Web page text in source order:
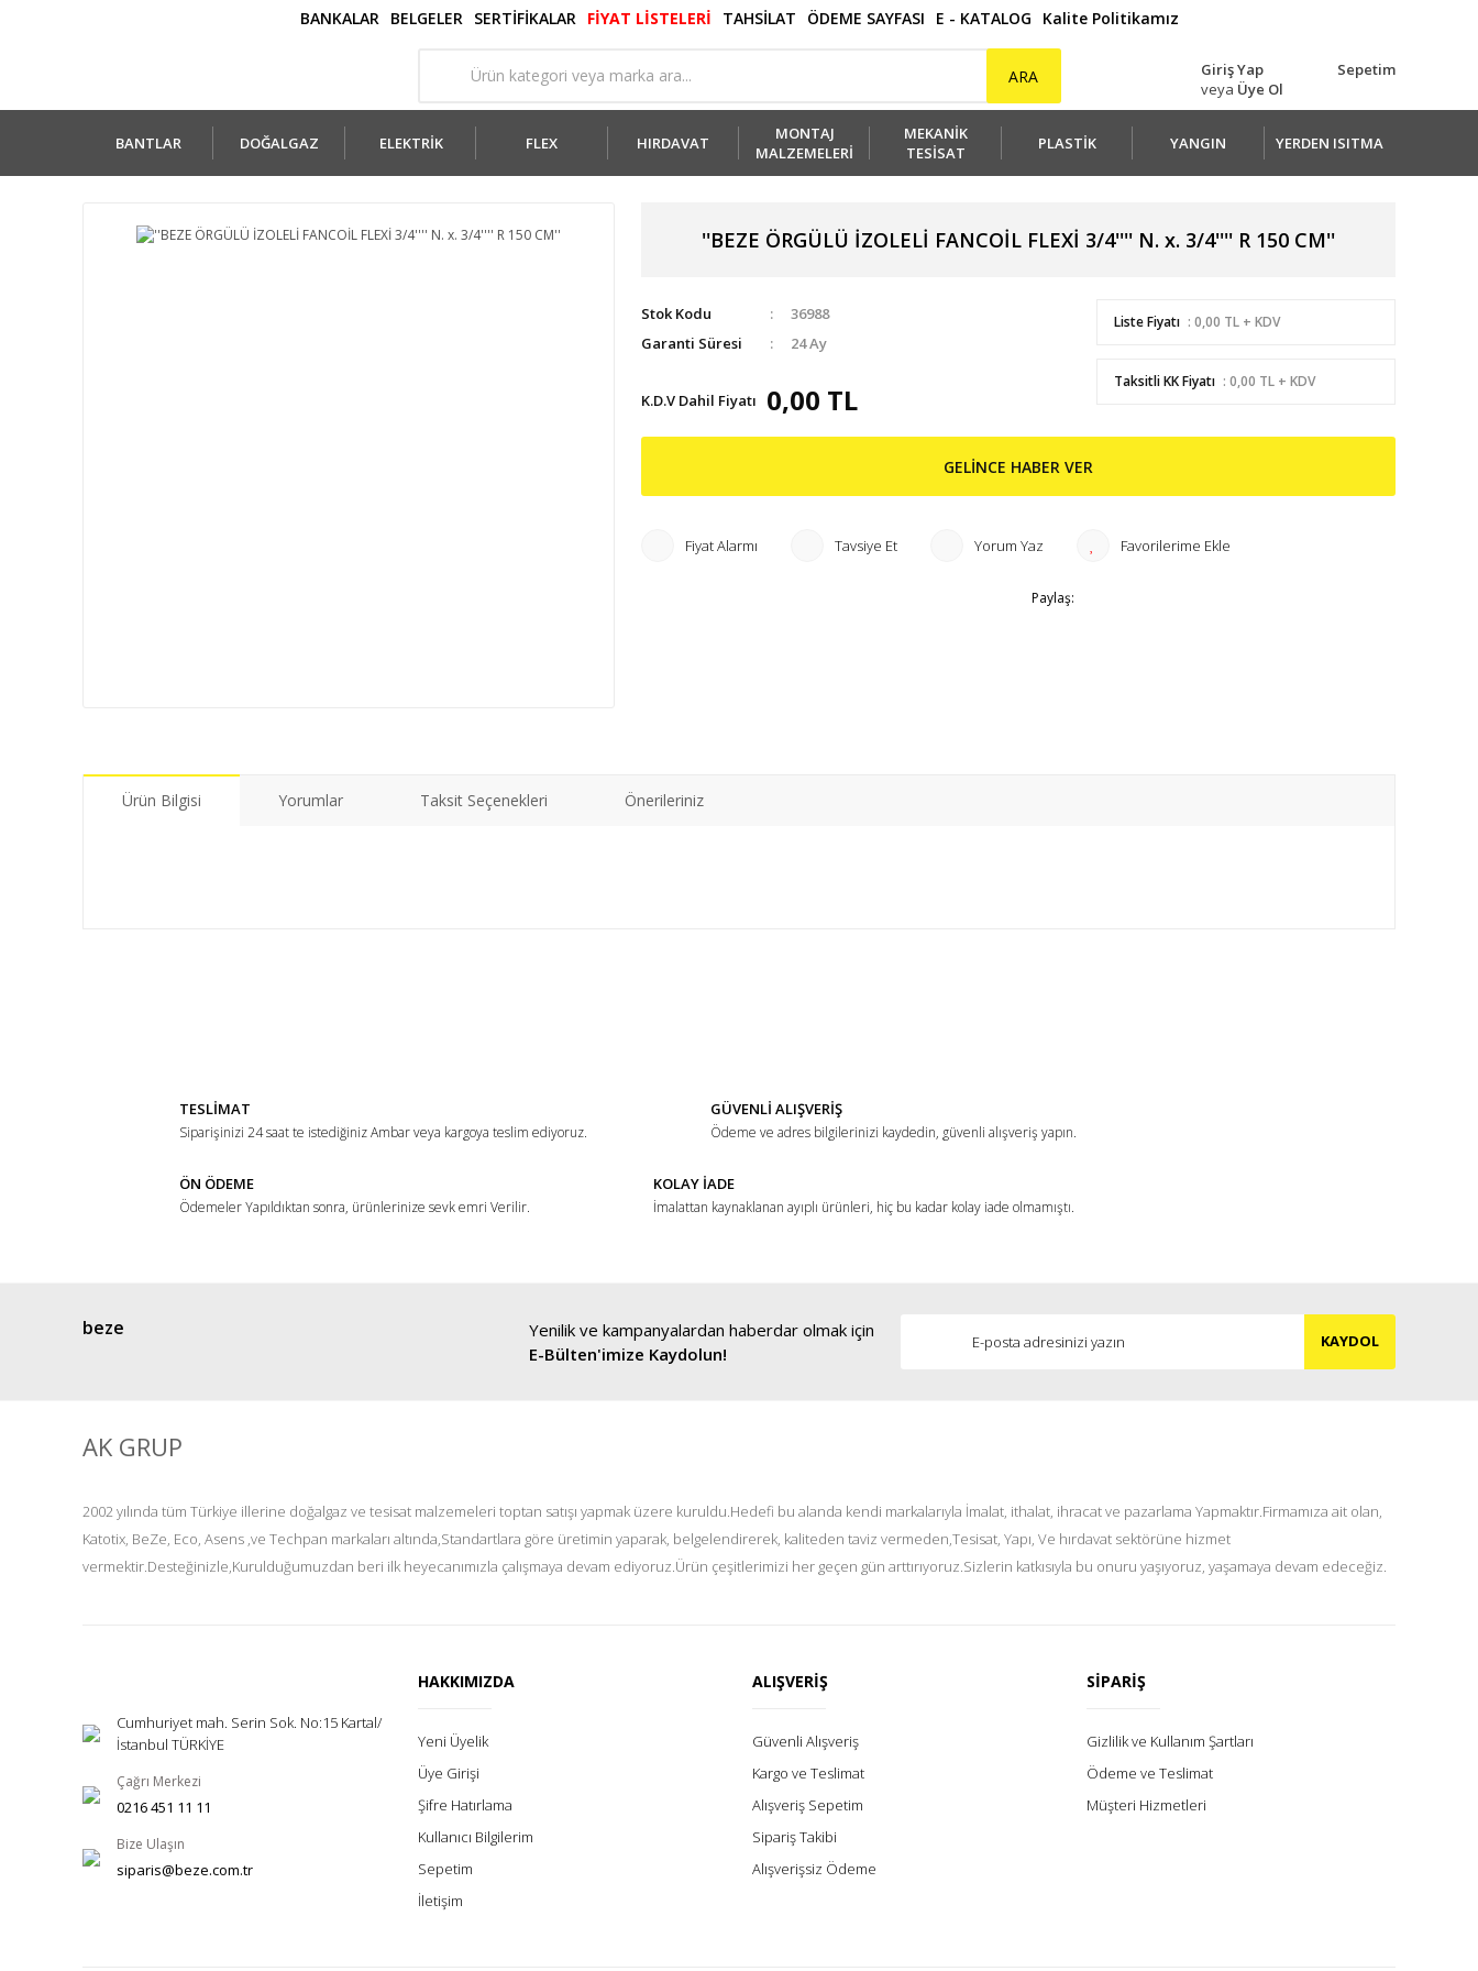
BANKALAR BELGELER SERTİFİKALAR FİYAT LİSTELERİ TAHSİLAT ÖDEME SAYFASI E - KATALOG Kalite Politikamız
ARA
Giriş Yap
veya Üye Ol
Sepetim
BANTLAR DOĞALGAZ ELEKTRİK FLEX HIRDAVAT
MONTAJ
MALZEMELERİ
MEKANİK
TESİSAT
PLASTİK YANGIN YERDEN ISITMA
''BEZE ÖRGÜLÜ İZOLELİ FANCOİL FLEXİ 3/4'''' N. x. 3/4'''' R 150 CM''
Stok Kodu
36988
Garanti Süresi
24 Ay
K.D.V Dahil Fiyatı 0,00 TL
Liste Fiyatı : 0,00 TL + KDV
Taksitli KK Fiyatı : 0,00 TL + KDV
GELİNCE HABER VER
Fiyat Alarmı Tavsiye Et Yorum Yaz
Paylaş:
Ürün Bilgisi Yorumlar Taksit Seçenekleri Önerileriniz
Ürün bilgilerinde hatalar bulunuyor.
Bu ürüne benzer farklı alternatifler olmalı.
Gönder
TESLİMAT
Siparişinizi 24 saat te istediğiniz Ambar veya kargoya teslim ediyoruz.
GÜVENLİ ALIŞVERİŞ
Ödeme ve adres bilgilerinizi kaydedin, güvenli alışveriş yapın.
ÖN ÖDEME
Ödemeler Yapıldıktan sonra, ürünlerinize sevk emri Verilir.
KOLAY İADE
İmalattan kaynaklanan ayıplı ürünleri, hiç bu kadar kolay iade olmamıştı.
beze
Yenilik ve kampanyalardan haberdar olmak için
E-Bülten'imize Kaydolun!
KAYDOL
AK GRUP
2002 yılında tüm Türkiye illerine doğalgaz ve tesisat malzemeleri toptan satışı yapmak üzere kuruldu.Hedefi bu alanda kendi markalarıyla İmalat, ithalat, ihracat ve pazarlama Yapmaktır.Firmamıza ait olan,
Katotix, BeZe, Eco, Asens ,ve Techpan markaları altında,Standartlara göre üretimin yaparak, belgelendirerek, kaliteden taviz vermeden,Tesisat, Yapı, Ve hırdavat sektörüne hizmet
vermektir.Desteğinizle,Kurulduğumuzdan beri ilk heyecanımızla çalışmaya devam ediyoruz.Ürün çeşitlerimizi her geçen gün arttırıyoruz.Sizlerin katkısıyla bu onuru yaşıyoruz, yaşamaya devam edeceğiz.
Cumhuriyet mah. Serin Sok. No:15 Kartal/
İstanbul TÜRKİYE
Çağrı Merkezi
0216 451 11 11
Bize Ulaşın
siparis@beze.com.tr
HAKKIMIZDA
Yeni Üyelik
Üye Girişi
Şifre Hatırlama
Kullanıcı Bilgilerim
Sepetim
İletişim
ALIŞVERİŞ
Güvenli Alışveriş
Kargo ve Teslimat
Alışveriş Sepetim
Sipariş Takibi
Alışverişsiz Ödeme
SİPARİŞ
Gizlilik ve Kullanım Şartları
Ödeme ve Teslimat
Müşteri Hizmetleri